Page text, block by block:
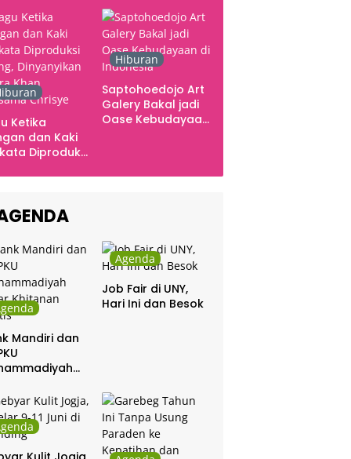
Ingatan dan Emosi
Ketika
dan Kaki
Diproduksi
Khan
Hiburan
Saptohoedojo Art
Galery Bakal jadi
Oase Kebudayaan
Mandiri dan
Agenda
Job Fair di UNY,
Hari Ini dan Besok